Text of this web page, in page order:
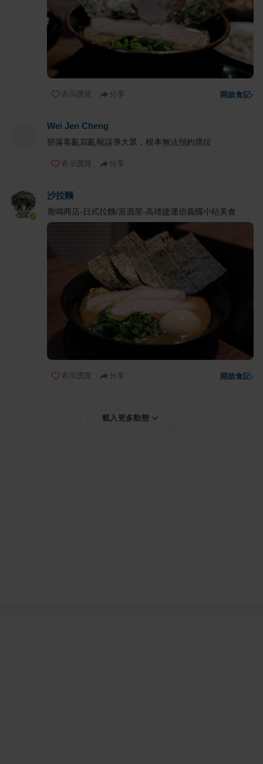
表示讚賞 分享 開啟食記›
Wei Jen Cheng
部落客亂寫亂報誤導大眾，根本無法預約席位
表示讚賞 分享
沙拉麵
鹿鳴商店-日式拉麵/居酒屋-高雄捷運信義國小站美食
表示讚賞 分享 開啟食記›
載入更多動態